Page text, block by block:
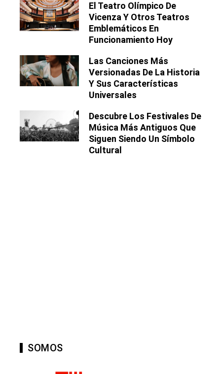
El Teatro Olímpico De
Vicenza Y Otros Teatros
Emblemáticos En
Funcionamiento Hoy
Las Canciones Más
Versionadas De La Historia
Y Sus Características
Universales
Descubre Los Festivales De
Música Más Antiguos Que
Siguen Siendo Un Símbolo
Cultural
SOMOS